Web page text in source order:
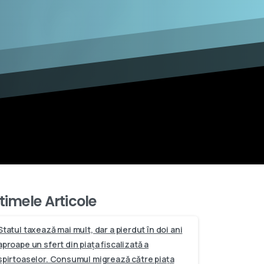
Articole
taxează mai mult, dar a pierdut în doi ani
un sfert din piața fiscalizată a
Consumul migrează către piața